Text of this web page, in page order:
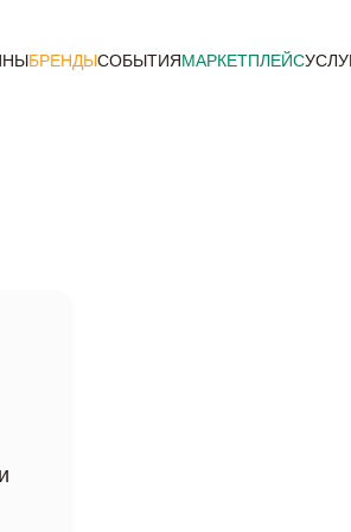
БРЕНДЫСОБЫТИЯМАРКЕТПЛЕЙС